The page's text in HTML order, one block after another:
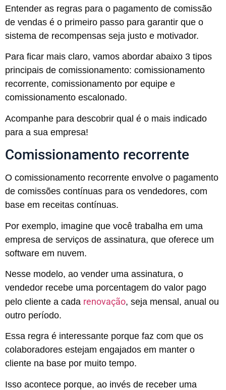
Entender as regras para o pagamento de comissão
de vendas é o primeiro passo para garantir que o
sistema de recompensas seja justo e motivador.
Para ficar mais claro, vamos abordar abaixo 3 tipos
principais de comissionamento: comissionamento
recorrente, comissionamento por equipe e
comissionamento escalonado.
Acompanhe para descobrir qual é o mais indicado
para a sua empresa!
Comissionamento recorrente
O comissionamento recorrente envolve o pagamento
de comissões contínuas para os vendedores, com
base em receitas contínuas.
Por exemplo, imagine que você trabalha em uma
empresa de serviços de assinatura, que oferece um
software em nuvem.
Nesse modelo, ao vender uma assinatura, o
vendedor recebe uma porcentagem do valor pago
pelo cliente a cada renovação, seja mensal, anual ou
outro período.
Essa regra é interessante porque faz com que os
colaboradores estejam engajados em manter o
cliente na base por muito tempo.
Isso acontece porque, ao invés de receber uma